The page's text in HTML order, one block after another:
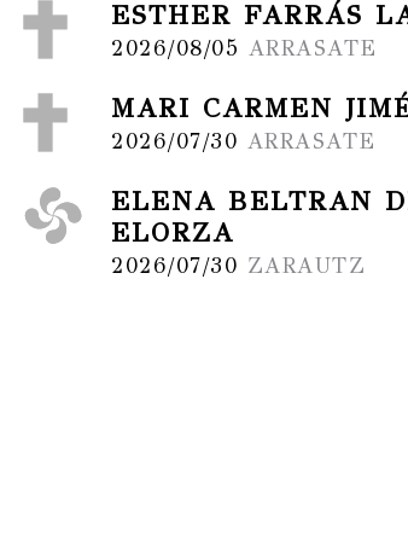
ESTHER FARRÁS
2026/08/05 ARRASATE
MARI CARMEN
2026/07/30 ARRASATE
ELENA BELTRAN
ELORZA
2026/07/30 ZARAUTZ